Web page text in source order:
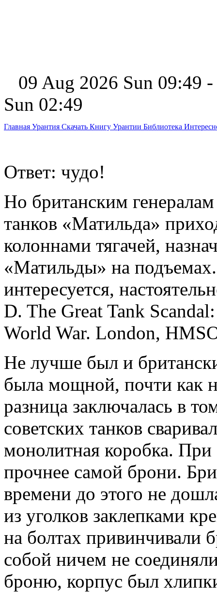
09 Aug 2026 Sun 09:49
Sun 02:49
Главная Урантия Скачать Книгу Урантии Библиотека
Ответ: чудо!
Но британским
танков «Матильда»
колоннами тягачей,
«Матильды» на
интересуется,
D. The Great Tank
World War. London,
Не лучше был и
была мощной, почти как
разница заключалась в
советских танков
монолитная коробка.
прочнее самой брони.
времени до этого не
из уголков заклепками
на болтах привинчивали
собой ничем не
броню, корпус был